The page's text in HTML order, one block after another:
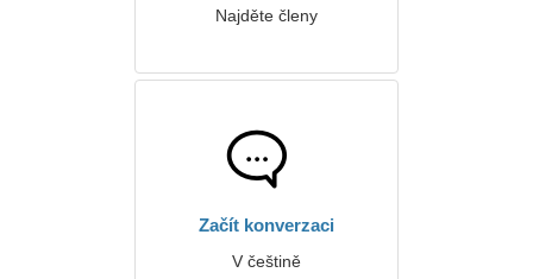
Najděte členy
Začít konverzaci
V češtině